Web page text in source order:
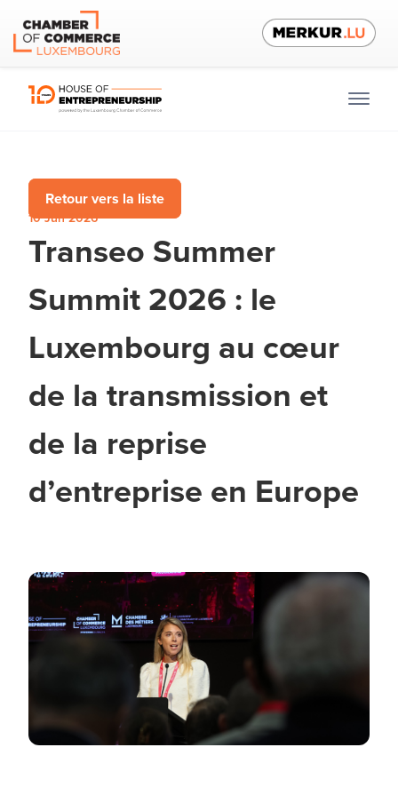
Retour vers la liste
10 Jun 2026
Transeo Summer
Summit 2026 : le
Luxembourg au cœur
de la transmission et
de la reprise
d’entreprise en Europe